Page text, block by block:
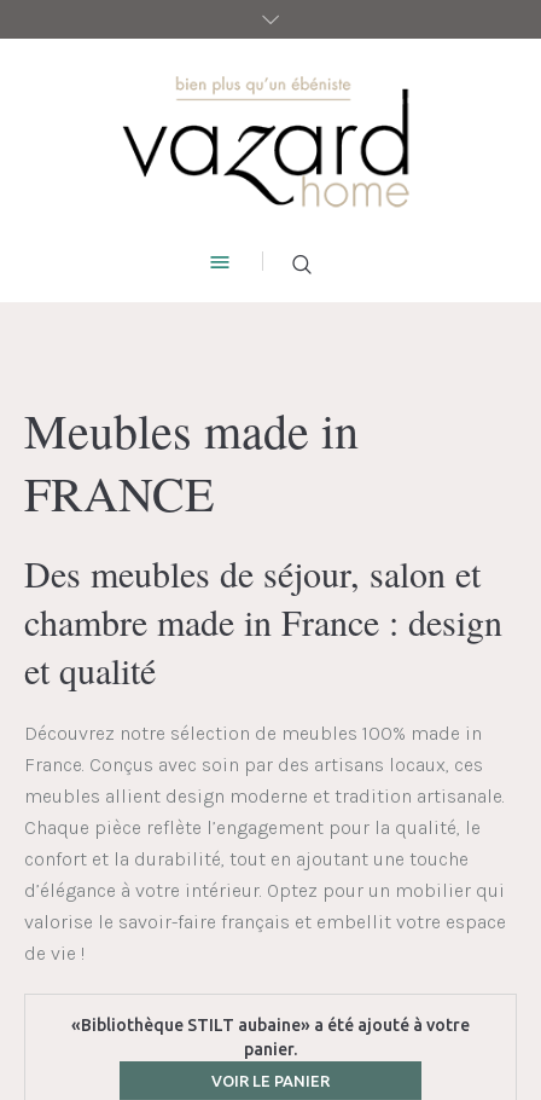
Meubles made in
FRANCE
Des meubles de séjour, salon et
chambre made in France : design
et qualité
Découvrez notre sélection de meubles 100% made in
France. Conçus avec soin par des artisans locaux, ces
meubles allient design moderne et tradition artisanale.
Chaque pièce reflète l’engagement pour la qualité, le
confort et la durabilité, tout en ajoutant une touche
d’élégance à votre intérieur. Optez pour un mobilier qui
valorise le savoir-faire français et embellit votre espace
de vie !
«Bibliothèque STILT aubaine» a été ajouté à votre
panier.
VOIR LE PANIER